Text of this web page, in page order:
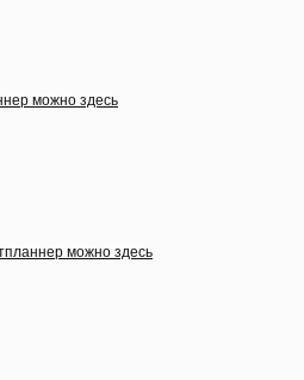
можно здесь
можно здесь